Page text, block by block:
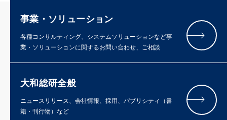
事業・ソリューション
各種コンサルティング、システムソリューションなど事
業・ソリューションに関するお問い合わせ、ご相談
大和総研全般
ニュースリリース、会社情報、採用、パブリシティ（書
籍・刊行物）など